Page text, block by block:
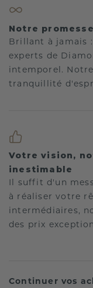
Notre
Brillant à jamais
experts de
intemporel.
tranquillité
Votre vision,
inestimable
Il suffit d'un
à réaliser votre
intermédiaires,
des prix
Continuer vos